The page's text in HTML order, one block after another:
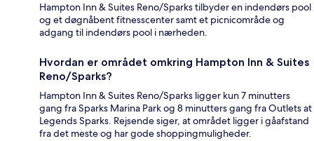
Hampton Inn & Suites Reno/Sparks tilbyder en indendørs pool
og et døgnåbent fitnesscenter samt et picnicområde og
adgang til indendørs pool i nærheden.
Hvordan er området omkring Hampton Inn & Suites
Reno/Sparks?
Hampton Inn & Suites Reno/Sparks ligger kun 7 minutters
gang fra Sparks Marina Park og 8 minutters gang fra Outlets at
Legends Sparks. Rejsende siger, at området ligger i gåafstand
fra det meste og har gode shoppingmuligheder.